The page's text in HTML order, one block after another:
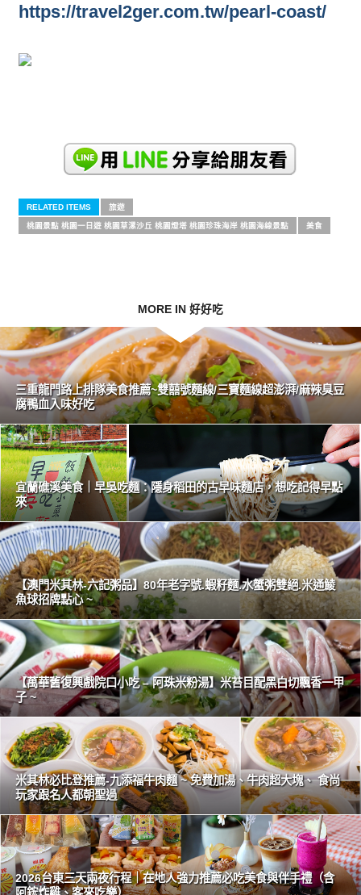
https://travel2ger.com.tw/pearl-coast/
RELATED ITEMS 旅遊
桃園景點 桃園一日遊 桃園草漯沙丘 桃園燈塔 桃園珍珠海岸 桃園海線景點 美食
MORE IN 好好吃
三重龍門路上排隊美食推薦~雙囍號麵線/三寶麵線超澎湃/麻辣臭豆
腐鴨血入味好吃
宜蘭礁溪美食｜早吳吃麵：隱身稻田的古早味麵店，想吃記得早點
來
【澳門米其林-六記粥品】80年老字號.蝦籽麵.水蟹粥雙絕.米通鯪
魚球招牌點心 ~
【萬華舊復興戲院口小吃 – 阿珠米粉湯】米苔目配黑白切飄香一甲
子 ~
米其林必比登推薦-九添福牛肉麵 ~ 免費加湯、牛肉超大塊、 食尚
玩家跟名人都朝聖過
2026台東三天兩夜行程｜在地人強力推薦必吃美食與伴手禮（含